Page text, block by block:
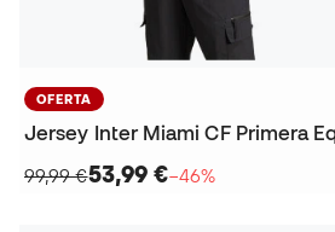
OFERTA
99,99 €53,99 €−46%